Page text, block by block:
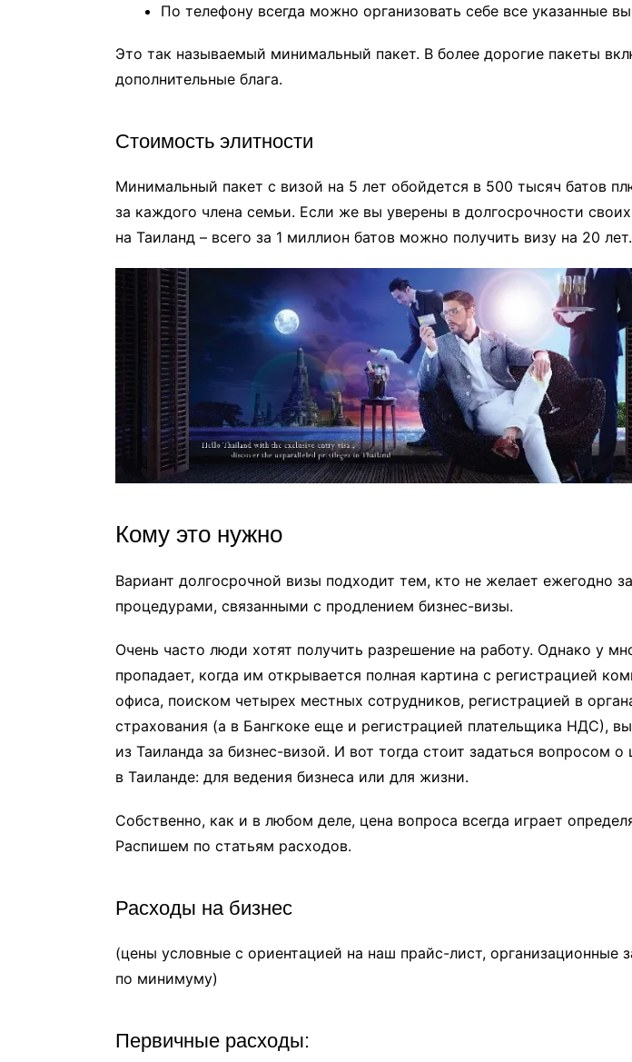
По телефону всегда можно организовать себе все указанные
Это так называемый минимальный пакет. В более дорогие пакеты
дополнительные блага.
Cтоимость элитности
Минимальный пакет с визой на 5 лет обойдется в 500 тысяч батов
за каждого члена семьи. Если же вы уверены в долгосрочности
на Таиланд – всего за 1 миллион батов можно получить визу на 20 лет.
Кому это нужно
Вариант долгосрочной визы подходит тем, кто не желает ежегодно
процедурами, связанными с продлением бизнес-визы.
Очень часто люди хотят получить разрешение на работу. Однако у
пропадает, когда им открывается полная картина с регистрацией
офиса, поиском четырех местных сотрудников, регистрацией в
страхования (а в Бангкоке еще и регистрацией плательщика НДС),
из Таиланда за бизнес-визой. И вот тогда стоит задаться вопросом о
в Таиланде: для ведения бизнеса или для жизни.
Собственно, как и в любом деле, цена вопроса всегда играет
Распишем по статьям расходов.
Расходы на бизнес
(цены условные с ориентацией на наш прайс-лист, организационные
по минимуму)
Первичные расходы: